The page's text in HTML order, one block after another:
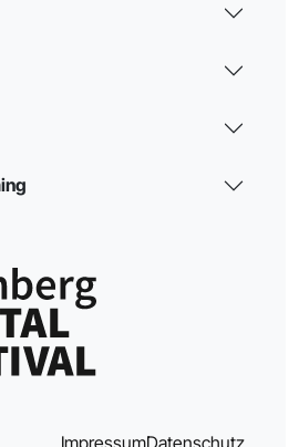
ImpressumDatenschutz